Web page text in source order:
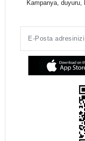
Kampanya, duyuru,